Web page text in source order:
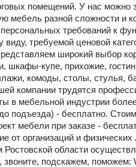
помещений. У нас можно
мебель разной сложности и
требований к
требуемой ценовой
широкий выбор
шкафы-купе, прихожие,
комоды, столы, стулья,
компании трудятся
в мебельной индустрии
подъезда) - бесплатно.
мебели при заказе -
от организаций и
Ростовской области
звоните, подскажем,